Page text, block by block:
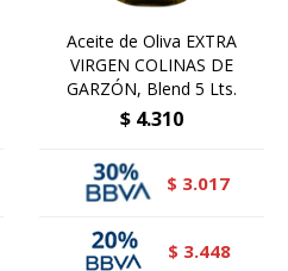
Aceite de Oliva EXTRA
VIRGEN COLINAS DE
GARZÓN, Blend 5 Lts.
$ 4.310
$ 3.017
$ 3.448